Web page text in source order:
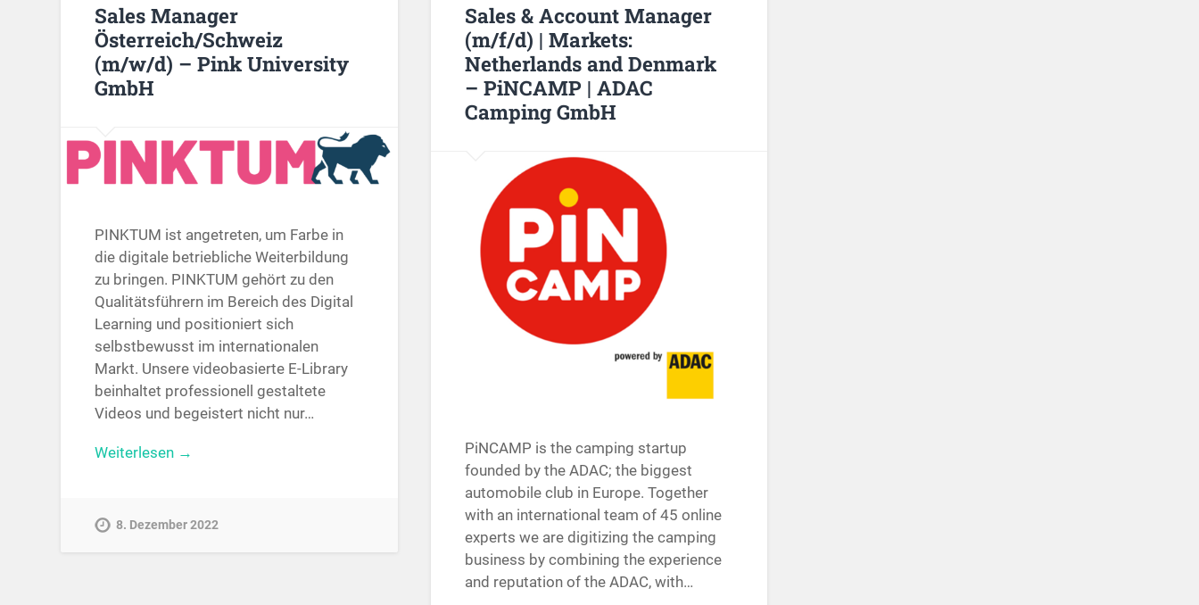
Sales Manager
Österreich/Schweiz
(m/w/d) – Pink University
GmbH
PINKTUM ist angetreten, um Farbe in
die digitale betriebliche Weiterbildung
zu bringen. PINKTUM gehört zu den
Qualitätsführern im Bereich des Digital
Learning und positioniert sich
selbstbewusst im internationalen
Markt. Unsere videobasierte E-Library
beinhaltet professionell gestaltete
Videos und begeistert nicht nur…
Weiterlesen →
8. Dezember 2022
Sales & Account Manager
(m/f/d) | Markets:
Netherlands and Denmark
– PiNCAMP | ADAC
Camping GmbH
PiNCAMP is the camping startup
founded by the ADAC; the biggest
automobile club in Europe. Together
with an international team of 45 online
experts we are digitizing the camping
business by combining the experience
and reputation of the ADAC, with…